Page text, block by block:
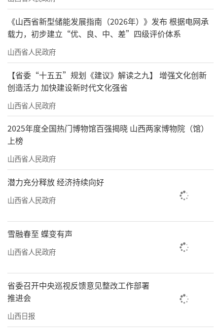
《山西省新型储能发展指南（2026年）》发布 根据电网承
载力，初步建立“优、良、中、差”四级评价体系
山西省人民政府
【省委“十五五”规划《建议》解读之九】 增强文化创新
创造活力 加快建设新时代文化强省
山西省人民政府
2025年度全国热门博物馆百强揭晓 山西两家博物院（馆）
上榜
山西省人民政府
潜力充分释放 经济持续向好
山西省人民政府
雪融春至 蝶变有声
山西省人民政府
省委召开中央巡视反馈意见整改工作部署
推进会
山西日报